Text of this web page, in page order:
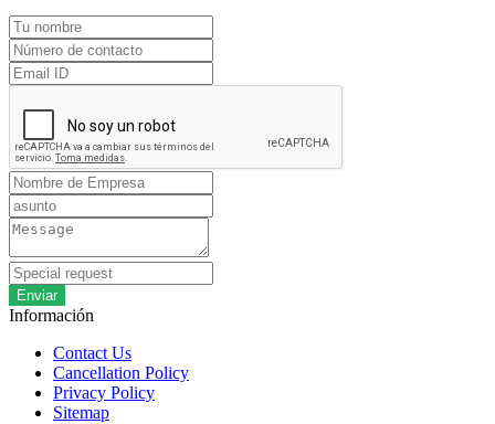
Enviar
Información
Contact Us
Cancellation Policy
Privacy Policy
Sitemap